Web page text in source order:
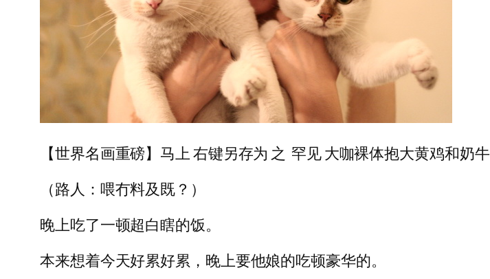
【世界名画重磅】马上 右键另存为 之 罕见 大咖裸体抱大黄鸡和奶牛
（路人：喂冇料及既？）
晚上吃了一顿超白瞎的饭。
本来想着今天好累好累，晚上要他娘的吃顿豪华的。